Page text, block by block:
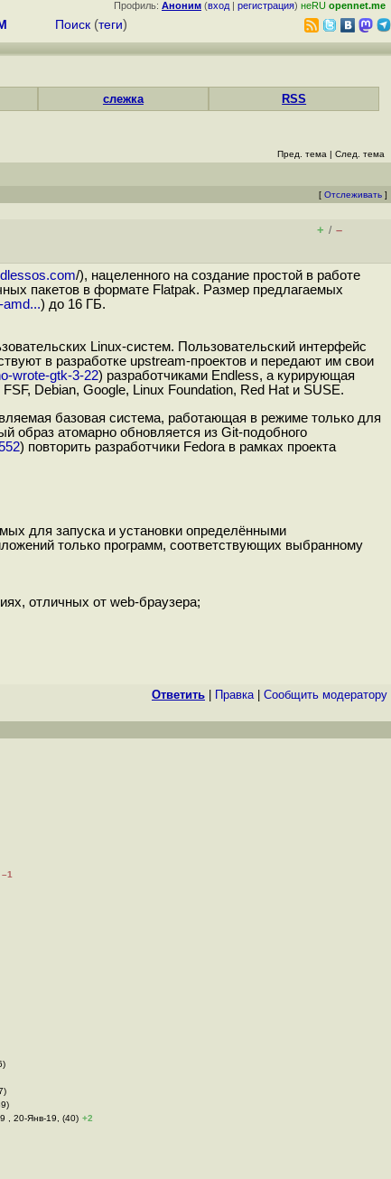
Профиль: Аноним (вход | регистрация) неRU opennet.me
Поиск (теги)
слежка RSS
Пред. тема | След. тема
[ Отслеживать ]
+ / –
/), нацеленного на создание простой в работе
пакетов в формате Flatpak. Размер предлагаемых
) до 16 ГБ.
Linux-систем. Пользовательский интерфейс
в разработке upstream-проектов и передают им свои
wrote-gtk-3-22) разработчиками Endless, а курирующая
Debian, Google, Linux Foundation, Red Hat и SUSE.
базовая система, работающая в режиме только для
образ атомарно обновляется из Git-подобного
) повторить разработчики Fedora в рамках проекта
для запуска и установки определёнными
только программ, соответствующих выбранному
отличных от web-браузера;
Ответить Правка| Cообщить модератору
–1
, 20-Янв-19, (40) +2